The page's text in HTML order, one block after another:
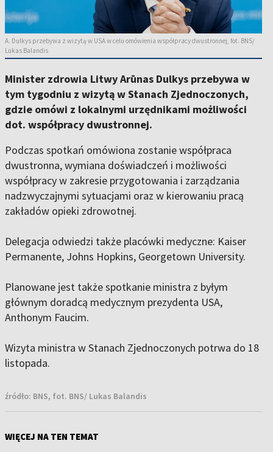
A. Dulkys przebywa z wizytą w USA w celu omówienia współpracy dwustronnej, fot. BNS/
Lukas Balandis
Minister zdrowia Litwy Arūnas Dulkys przebywa w
tym tygodniu z wizytą w Stanach Zjednoczonych,
gdzie omówi z lokalnymi urzędnikami możliwości
dot. współpracy dwustronnej.
Podczas spotkań omówiona zostanie współpraca
dwustronna, wymiana doświadczeń i możliwości
współpracy w zakresie przygotowania i zarządzania
nadzwyczajnymi sytuacjami oraz w kierowaniu pracą
zakładów opieki zdrowotnej.
Delegacja odwiedzi także placówki medyczne: Kaiser
Permanente, Johns Hopkins, Georgetown University.
Planowane jest także spotkanie ministra z byłym
głównym doradcą medycznym prezydenta USA,
Anthonym Faucim.
Wizyta ministra w Stanach Zjednoczonych potrwa do 18
listopada.
źródło: BNS, fot. BNS/ Lukas Balandis
WIĘCEJ NA TEN TEMAT